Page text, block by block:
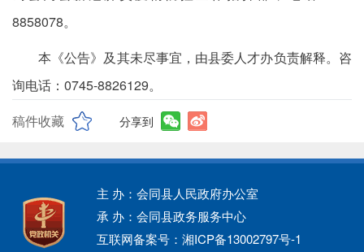
8858078。
本《公告》及其未尽事宜，由县委人才办负责解释。咨
询电话：0745-8826129。
稿件收藏
分享到
主 办：会同县人民政府办公室
承 办：会同县政务服务中心
互联网备案号：湘ICP备13002797号-1